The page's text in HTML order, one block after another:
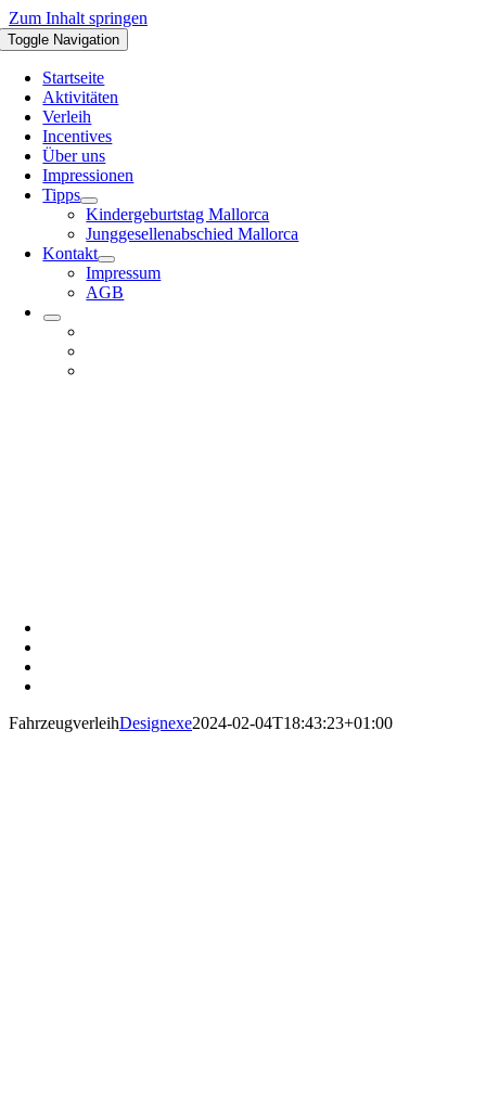
Zum Inhalt springen
Toggle Navigation
Startseite
Aktivitäten
Verleih
Incentives
Über uns
Impressionen
Tipps
Kindergeburtstag Mallorca
Junggesellenabschied Mallorca
Kontakt
Impressum
AGB
FahrzeugverleihDesignexe2024-02-04T18:43:23+01:00